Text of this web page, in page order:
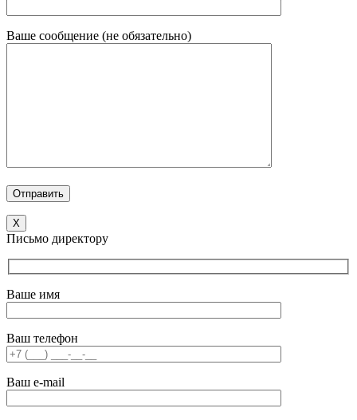
Ваше сообщение (не обязательно)
X
Письмо директору
Ваше имя
Ваш телефон
Ваш e-mail